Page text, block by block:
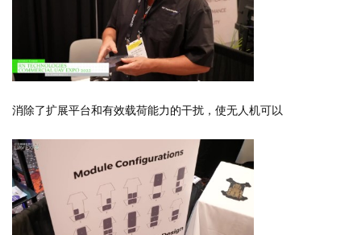
消除了扩展平台和有效载荷能力的干扰，使无人机可以